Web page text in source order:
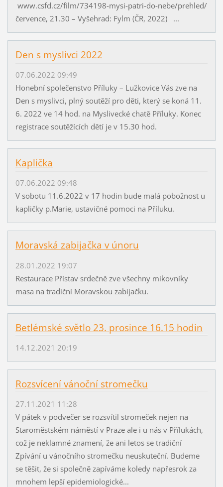
www.csfd.cz/film/734198-mysi-patri-do-nebe/prehled/
července, 21.30 – Vyšehrad: Fylm (ČR, 2022) ...
Den s myslivci 2022
07.06.2022 09:49
Honební společenstvo Příluky – Lužkovice Vás zve na
Den s myslivci, plný soutěží pro děti, který se koná 11.
6. 2022 ve 14 hod. na Myslivecké chatě Příluky. Konec
registrace soutěžících dětí je v 15.30 hod.
Kaplička
07.06.2022 09:48
V sobotu 11.6.2022 v 17 hodin bude malá pobožnost u
kapličky p.Marie, ustavičné pomoci na Příluku.
Moravská zabijačka v únoru
28.01.2022 19:07
Restaurace Přístav srdečně zve všechny mikovníky
masa na tradiční Moravskou zabijačku.
Betlémské světlo 23. prosince 16.15 hodin
14.12.2021 20:19
Rozsvícení vánoční stromečku
27.11.2021 11:28
V pátek v podvečer se rozsvítil stromeček nejen na
Staroměstském náměstí v Praze ale i u nás v Přílukách,
což je neklamné znamení, že ani letos se tradiční
Zpívání u vánočního stromečku neuskuteční. Budeme
se těšit, že si společně zapíváme koledy napřesrok za
mnohem lepší epidemiologické...